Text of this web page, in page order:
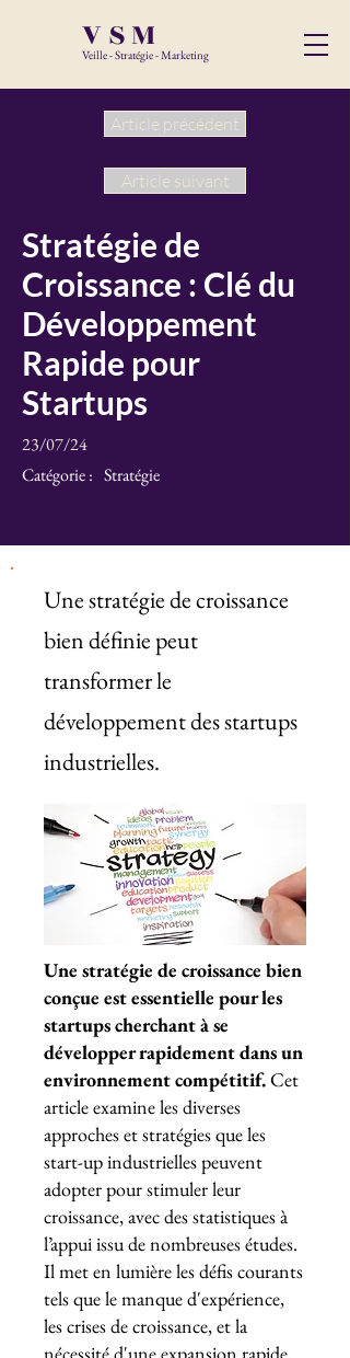
VSM
Veille - Stratégie - Marketing
Article précédent
Article suivant
Stratégie de
Croissance : Clé du
Développement
Rapide pour
Startups
23/07/24
Catégorie : Stratégie
Une stratégie de croissance
bien définie peut
transformer le
développement des startups
industrielles.
Une stratégie de croissance bien
conçue est essentielle pour les
startups cherchant à se
développer rapidement dans un
environnement compétitif.Cet
article examine les diverses
approches et stratégies que les
start-up industrielles peuvent
adopter pour stimuler leur
croissance, avec des statistiques à
l’appui issu de nombreuses études.
Il met en lumière les défis courants
tels que le manque d'expérience,
les crises de croissance, et la